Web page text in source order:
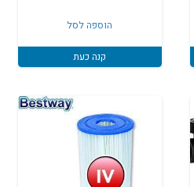
הוספה לסל
קנה כעת